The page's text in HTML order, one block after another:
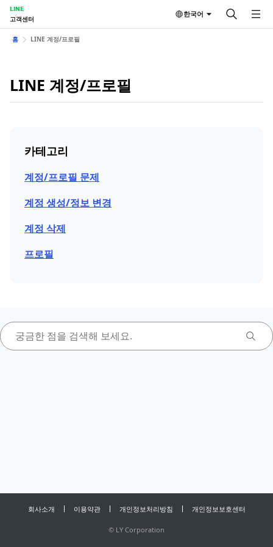
LINE
고객센터
한국어
홈 LINE 계정/프로필
LINE 계정/프로필
카테고리
계정/프로필 문제
계정 생성/정보 변경
계정 삭제
프로필
회사소개 이용약관 개인정보처리방침 개인정보보호센터
© LY Corporation